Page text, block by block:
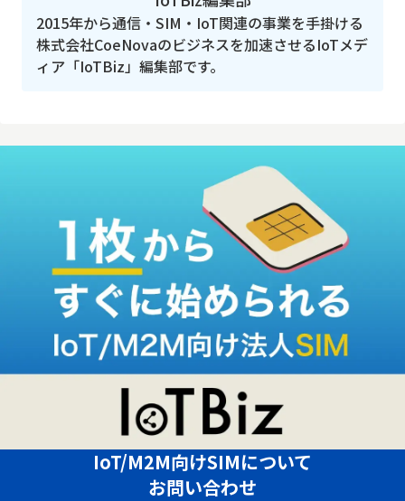
2015年から通信・SIM・IoT関連の事業を手掛ける
株式会社CoeNovaのビジネスを加速させるIoTメデ
ィア「IoTBiz」編集部です。
IoT/M2M向けSIMについて
お問い合わせ